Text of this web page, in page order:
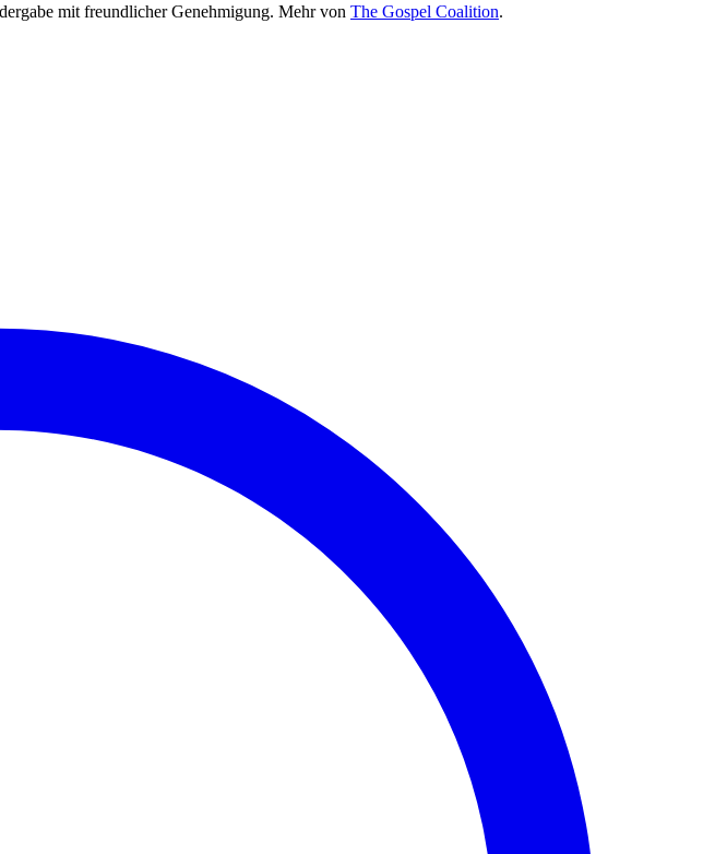
mit freundlicher Genehmigung. Mehr von The Gospel Coalition.